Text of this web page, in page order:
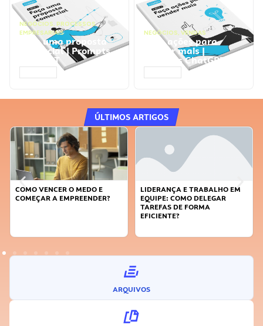
NEGÓCIOS, PROCESSOS
EMPRESARIAIS
Faça uma proposta
comercial | Prompts
ChatGPT
NEGÓCIOS, VENDAS
Faça ações para
vender mais |
Prompts ChatGPT
ÚLTIMOS ARTIGOS
LIDERANÇA E TRABALHO EM
EQUIPE: COMO DELEGAR
APRENDA A GERENCIAR O SEU
TEMPO
ARQUIVOS